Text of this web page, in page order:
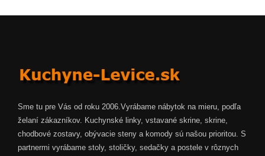
Sme tu pre Vás od roku 2006.Vyrábame nábytok na mieru, podľa
želaní zákazníkov. Kuchynské linky, vstavané skrine, skrine,
chodbové zostavy, obývacie steny a komody sú našou prioritou. S
partnermi vyrábame stoly, stoličky, sedačky a postele v rôznych